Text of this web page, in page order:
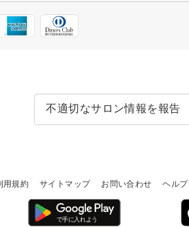
不適切なサロン情報を報告
用規約 サイトマップ お問い合わせ ヘルプ